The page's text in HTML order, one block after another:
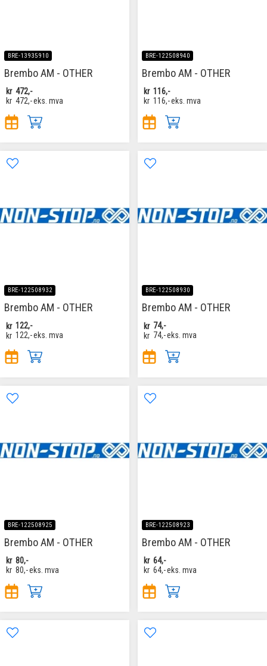
BRE-13935910
Brembo AM - OTHER
kr 472,-
kr 472,-eks. mva
BRE-122508940
Brembo AM - OTHER
kr 116,-
kr 116,-eks. mva
BRE-122508932
Brembo AM - OTHER
kr 122,-
kr 122,-eks. mva
BRE-122508930
Brembo AM - OTHER
kr 74,-
kr 74,-eks. mva
BRE-122508925
Brembo AM - OTHER
kr 80,-
kr 80,-eks. mva
BRE-122508923
Brembo AM - OTHER
kr 64,-
kr 64,-eks. mva